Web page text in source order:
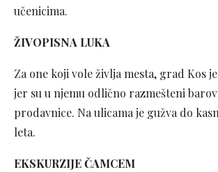
učenicima.
ŽIVOPISNA LUKA
Za one koji vole življa mesta, grad Kos
jer su u njemu odlično razmešteni
prodavnice. Na ulicama je gužva do
leta.
EKSKURZIJE ČAMCEM